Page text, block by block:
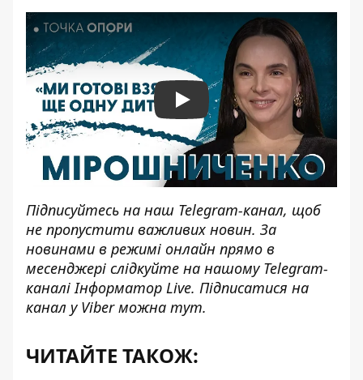
Play
Підписуйтесь на наш Telegram-канал, щоб
не пропустити важливих новин. За
новинами в режимі онлайн прямо в
месенджері слідкуйте на нашому Telegram-
каналіІнформатор Live. Підписатися на
канал у Viber можна тут.
ЧИТАЙТЕ ТАКОЖ: